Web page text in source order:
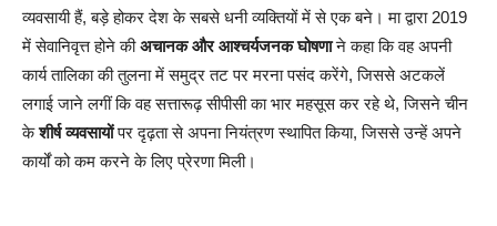
व्यवसायी हैं, बड़े होकर देश के सबसे धनी व्यक्तियों में से एक बने। मा द्वारा 2019
में सेवानिवृत्त होने कीअचानक और आश्चर्यजनक घोषणाने कहा कि वह अपनी
कार्य तालिका की तुलना में समुद्र तट पर मरना पसंद करेंगे, जिससे अटकलें
लगाई जाने लगीं कि वह सत्तारूढ़ सीपीसी का भार महसूस कर रहे थे, जिसने चीन
केशीर्ष व्यवसायोंपर दृढ़ता से अपना नियंत्रण स्थापित किया, जिससे उन्हें अपने
कार्यों को कम करने के लिए प्रेरणा मिली।